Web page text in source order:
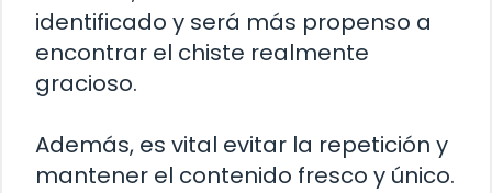
identificado y será más propenso a
encontrar el chiste realmente
gracioso.
Además, es vital evitar la repetición y
mantener el contenido fresco y único.